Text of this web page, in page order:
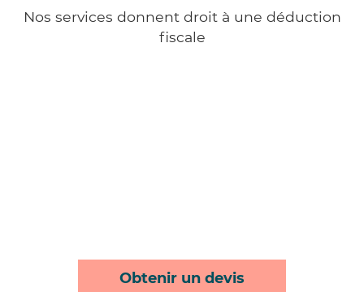
Nos services donnent droit à une déduction
fiscale
Obtenir un devis